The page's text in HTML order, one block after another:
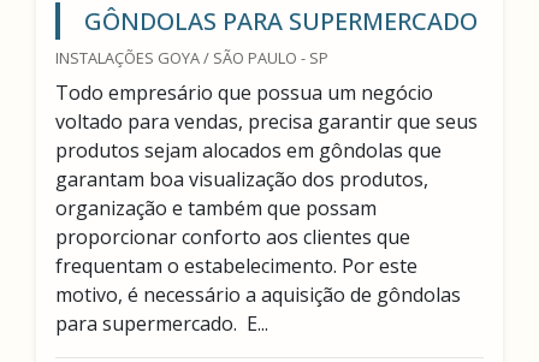
GÔNDOLAS PARA SUPERMERCADO
INSTALAÇÕES GOYA / SÃO PAULO - SP
Todo empresário que possua um negócio
voltado para vendas, precisa garantir que seus
produtos sejam alocados em gôndolas que
garantam boa visualização dos produtos,
organização e também que possam
proporcionar conforto aos clientes que
frequentam o estabelecimento. Por este
motivo, é necessário a aquisição de gôndolas
para supermercado. E...